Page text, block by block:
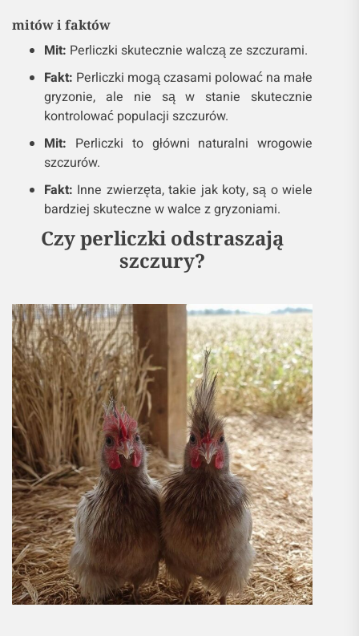
mitów i faktów
Mit: Perliczki skutecznie walczą ze szczurami.
Fakt: Perliczki mogą czasami polować na małe
gryzonie, ale nie są w stanie skutecznie
kontrolować populacji szczurów.
Mit: Perliczki to główni naturalni wrogowie
szczurów.
Fakt: Inne zwierzęta, takie jak koty, są o wiele
bardziej skuteczne w walce z gryzoniami.
Czy perliczki odstraszają
szczury?